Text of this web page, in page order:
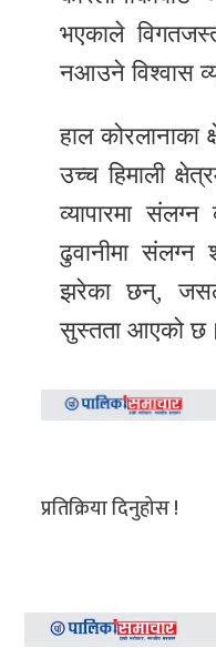
भएकाले
नआउने विश्वास
हाल
उच्च हिमाली
व्यापारमा संलग्न
ढुवानीमा
झरेका छन्, जसले
सुस्तता आएको छ।
प्रतिक्रिया दिनुहोस !